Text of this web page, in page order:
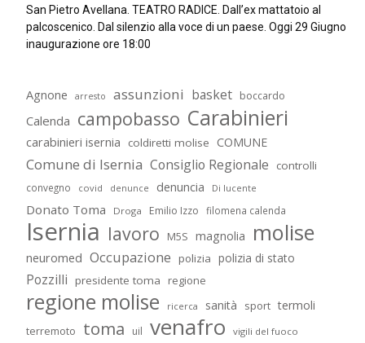
San Pietro Avellana. TEATRO RADICE. Dall’ex mattatoio al
palcoscenico. Dal silenzio alla voce di un paese. Oggi 29 Giugno
inaugurazione ore 18:00
Agnone arresto assunzioni basket boccardo
Calenda campobasso Carabinieri
carabinieri isernia coldiretti molise COMUNE
Comune di Isernia Consiglio Regionale controlli
convegno covid denunce denuncia Di lucente
Donato Toma Droga Emilio Izzo filomena calenda
Isernia lavoro M5S magnolia molise
neuromed Occupazione polizia polizia di stato
Pozzilli presidente toma regione
regione molise ricerca sanità sport termoli
terremoto toma uil venafro vigili del fuoco